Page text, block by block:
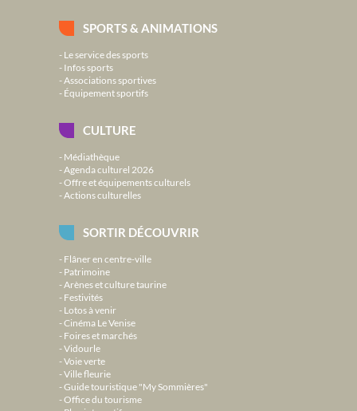
SPORTS & ANIMATIONS
Le service des sports
Infos sports
Associations sportives
Équipement sportifs
CULTURE
Médiathèque
Agenda culturel 2026
Offre et équipements culturels
Actions culturelles
SORTIR DÉCOUVRIR
Flâner en centre-ville
Patrimoine
Arènes et culture taurine
Festivités
Lotos à venir
Cinéma Le Venise
Foires et marchés
Vidourle
Voie verte
Ville fleurie
Guide touristique "My Sommières"
Office du tourisme